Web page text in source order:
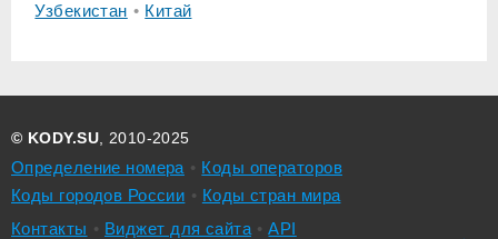
Узбекистан
Китай
© KODY.SU, 2010-2025
Определение номера
Коды операторов
Коды городов России
Коды стран мира
Контакты
Виджет для сайта API